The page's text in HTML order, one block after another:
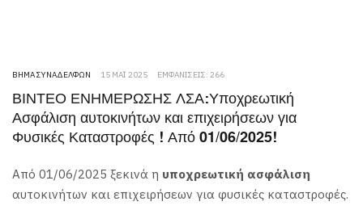
ΒΉΜΑ ΣΥΝΑΔΈΛΦΩΝ 15 ΜΆΙ 2025 ΕΜΦΑΝΊΣΕΙΣ: 266
ΒΙΝΤΕΟ ΕΝΗΜΕΡΩΣΗΣ ΛΣΑ:Υποχρεωτική
Ασφάλιση αυτοκινήτων και επιχειρήσεων για
Φυσικές Καταστροφές ! Από 01/06/2025!
Από 01/06/2025 ξεκινά η υποχρεωτική ασφάλιση
αυτοκινήτων και επιχειρήσεων για φυσικές καταστροφές.